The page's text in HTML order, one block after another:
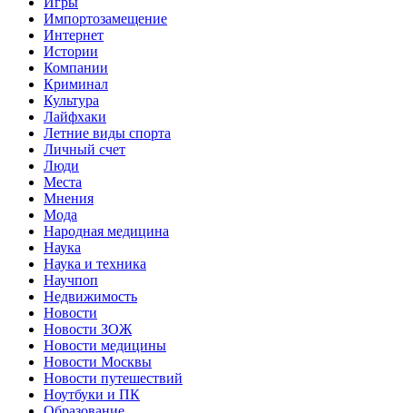
Импортозамещение
Интернет
Истории
Компании
Криминал
Культура
Лайфхаки
Летние виды спорта
Личный счет
Люди
Места
Мнения
Мода
Народная медицина
Наука
Наука и техника
Научпоп
Недвижимость
Новости
Новости ЗОЖ
Новости медицины
Новости Москвы
Новости путешествий
Ноутбуки и ПК